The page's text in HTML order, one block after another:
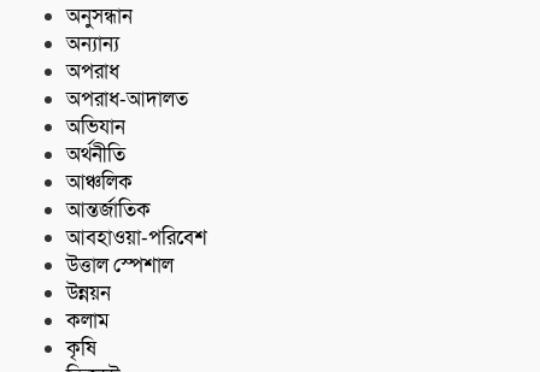
অনুসন্ধান
অন্যান্য
অপরাধ
অপরাধ-আদালত
অভিযান
অর্থনীতি
আঞ্চলিক
আন্তর্জাতিক
আবহাওয়া-পরিবেশ
উত্তাল স্পেশাল
উন্নয়ন
কলাম
কৃষি